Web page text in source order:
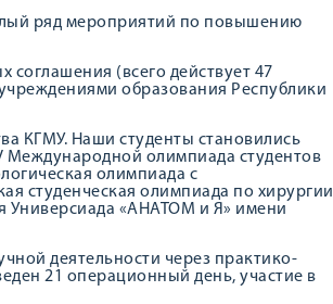
ряд мероприятий по повышению
соглашения (всего действует 47
образования Республики
КГМУ. Наши студенты становились
Международной олимпиада студентов
олимпиада с
студенческая олимпиада по хирургии
Универсиада «АНАТОМ и Я» имени
деятельности через практико-
21 операционный день, участие в